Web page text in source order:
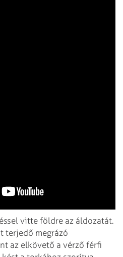
vitte földre az áldozatát.
terjedő megrázó
az elkövető a vérző férfi